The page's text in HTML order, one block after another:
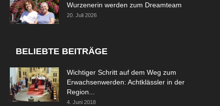
Wurzenerin werden zum Dreamteam
20. Juli 2026
BELIEBTE BEITRÄGE
Wichtiger Schritt auf dem Weg zum
Erwachsenwerden: Achtklässler in der
Region...
4. Juni 2018